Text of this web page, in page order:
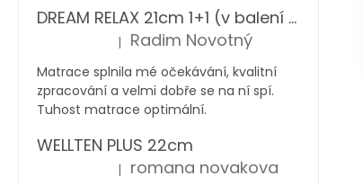
DREAM RELAX 21cm 1+1 (v balení 2 ks)
Hodnocení produktu je 5 z 5 hvězdiček.
| Radim Novotný
Matrace splnila mé očekávání, kvalitní
zpracování a velmi dobře se na ní spí.
Tuhost matrace optimální.
WELLTEN PLUS 22cm
Hodnocení produktu je 5 z 5 hvězdiček.
| romana novakova